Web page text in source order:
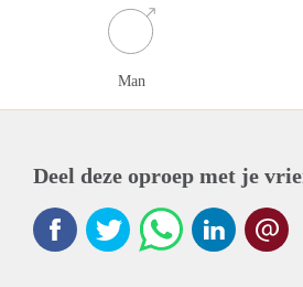
Man
Deel deze oproep met je